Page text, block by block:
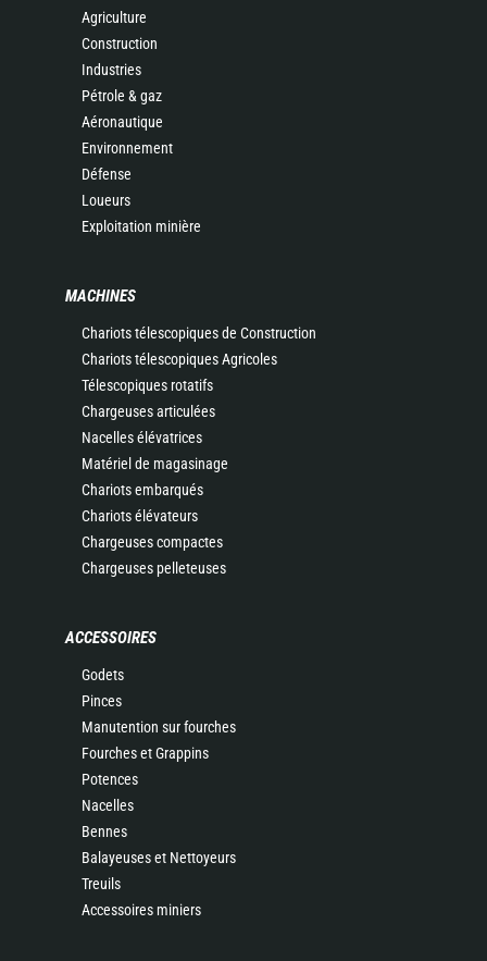
Agriculture
Construction
Industries
Pétrole & gaz
Aéronautique
Environnement
Défense
Loueurs
Exploitation minière
MACHINES
Chariots télescopiques de Construction
Chariots télescopiques Agricoles
Télescopiques rotatifs
Chargeuses articulées
Nacelles élévatrices
Matériel de magasinage
Chariots embarqués
Chariots élévateurs
Chargeuses compactes
Chargeuses pelleteuses
ACCESSOIRES
Godets
Pinces
Manutention sur fourches
Fourches et Grappins
Potences
Nacelles
Bennes
Balayeuses et Nettoyeurs
Treuils
Accessoires miniers